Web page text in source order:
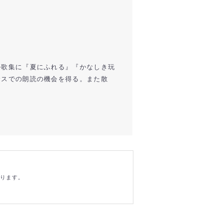
集に『夏にふれる』『かなしき玩
での朗読の機会を得る。また散
ます。